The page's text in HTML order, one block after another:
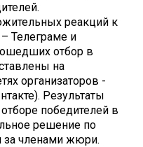
реакций к
Телеграме и
отбор в
на
организаторов -
Результаты
победителей в
решение по
за членами жюри.